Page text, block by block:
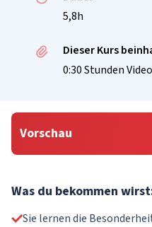
5,8h
Dieser Kurs
0:30 Stunden Video
Vorschau
Was du bekommen
Sie lernen die